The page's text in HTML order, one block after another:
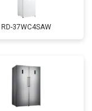
RD-37WC4SAW